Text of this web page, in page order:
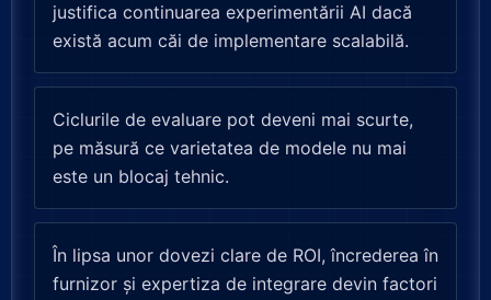
justifica continuarea experimentării AI dacă
există acum căi de implementare scalabilă.
Ciclurile de evaluare pot deveni mai scurte,
pe măsură ce varietatea de modele nu mai
este un blocaj tehnic.
În lipsa unor dovezi clare de ROI, încrederea în
furnizor și expertiza de integrare devin factori